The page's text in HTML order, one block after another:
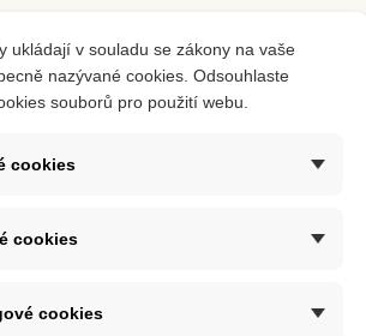
Skladem
Barevné
Přidat do košíku
zašpinění. Vyberte si obrázek
a nebo pouze chtějí vyzkoušet něco
ukládají v souladu se zákony na vaše
nazývané cookies. Odsouhlaste
souborů pro použití webu.
cookies
cookies
cookies